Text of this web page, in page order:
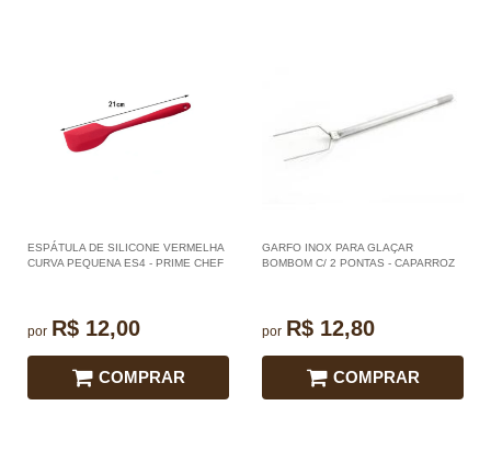
ESPÁTULA DE SILICONE VERMELHA
CURVA PEQUENA ES4 - PRIME CHEF
por R$ 12,00
COMPRAR
GARFO INOX PARA GLAÇAR
BOMBOM C/ 2 PONTAS - CAPARROZ
por R$ 12,80
COMPRAR